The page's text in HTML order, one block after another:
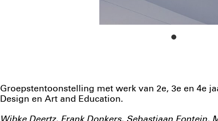
Groepstentoonstelling met werk van 2e, 3e en 4e
Design en Art and Education.